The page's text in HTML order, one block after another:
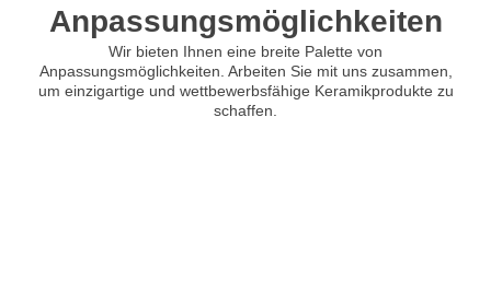
Anpassungsmöglichkeiten
Wir bieten Ihnen eine breite Palette von
Anpassungsmöglichkeiten. Arbeiten Sie mit uns zusammen,
um einzigartige und wettbewerbsfähige Keramikprodukte zu
schaffen.